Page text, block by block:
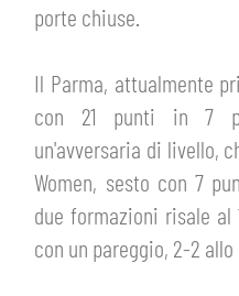
TICKET GIFT CARD
ORGANIGRAMMA
STORIA
MUTTI TRAINING
STORE
STADIO TARDINI
PLAY GREEN
porte chiuse.
Il Parma, attualmente
con 21 punti in 7
un'avversaria di livello,
Women, sesto con 7
due formazioni risale al
con un pareggio, 2-2